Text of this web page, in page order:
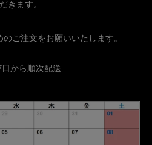
きます。
ご注文をお願いいたします。
から順次配送